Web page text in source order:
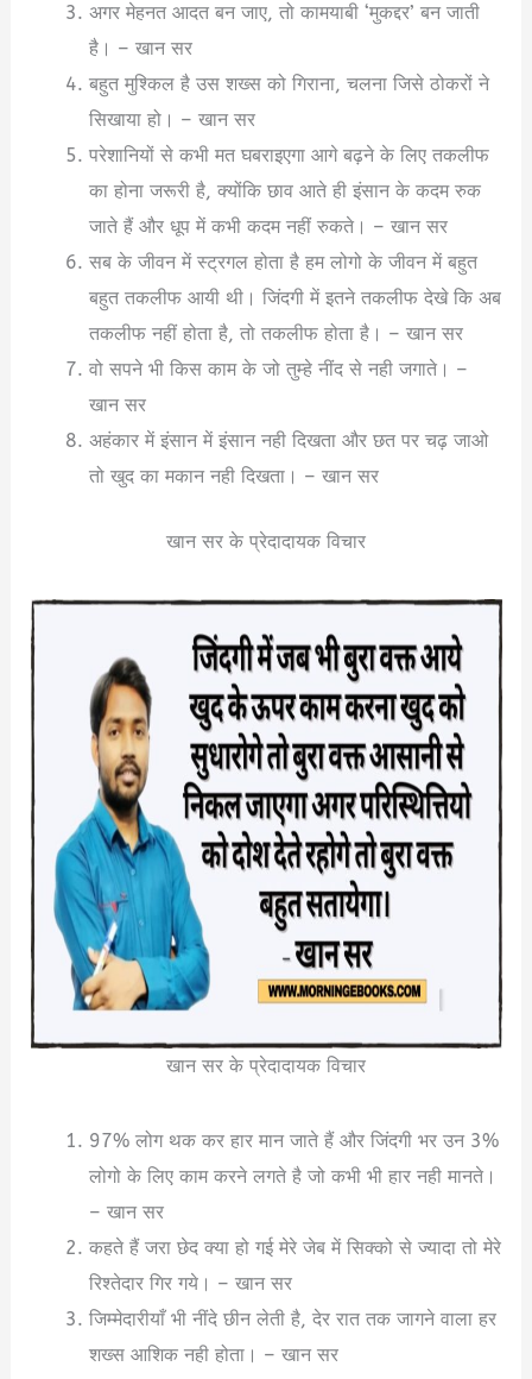
अगर मेहनत आदत बन जाए, तो कामयाबी ‘मुकद्दर’ बन जाती
है। – खान सर
बहुत मुश्किल है उस शख्स को गिराना, चलना जिसे ठोकरों ने
सिखाया हो। – खान सर
परेशानियों से कभी मत घबराइएगा आगे बढ़ने के लिए तकलीफ
का होना जरूरी है, क्योंकि छाव आते ही इंसान के कदम रुक
जाते हैं और धूप में कभी कदम नहीं रुकते। – खान सर
सब के जीवन में स्ट्रगल होता है हम लोगो के जीवन में बहुत
बहुत तकलीफ आयी थी। जिंदगी में इतने तकलीफ देखे कि अब
तकलीफ नहीं होता है, तो तकलीफ होता है। – खान सर
वो सपने भी किस काम के जो तुम्हे नींद से नही जगाते। –
खान सर
अहंकार में इंसान में इंसान नही दिखता और छत पर चढ़ जाओ
तो खुद का मकान नही दिखता। – खान सर
खान सर के प्रेदादायक विचार
खान सर के प्रेदादायक विचार
97% लोग थक कर हार मान जाते हैं और जिंदगी भर उन 3%
लोगो के लिए काम करने लगते है जो कभी भी हार नही मानते।
– खान सर
कहते हैं जरा छेद क्या हो गई मेरे जेब में सिक्को से ज्यादा तो मेरे
रिश्तेदार गिर गये। – खान सर
जिम्मेदारीयाँ भी नींदे छीन लेती है, देर रात तक जागने वाला हर
शख्स आशिक नही होता। – खान सर